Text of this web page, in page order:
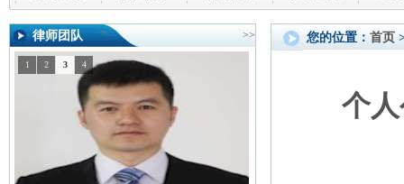
律师团队 >>
1 2 3 4
您的位置： 首页
个